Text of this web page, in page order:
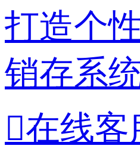
打造个
销存系
在线客